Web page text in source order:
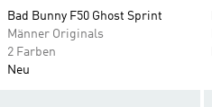
Bad Bunny F50 Ghost Sprint
Männer Originals
2 Farben
Neu